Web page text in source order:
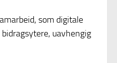
som digitale
uavhengig